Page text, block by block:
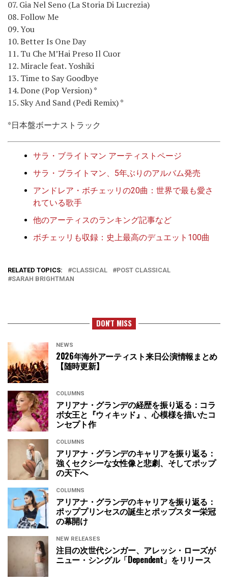
07. Gia Nel Seno (La Storia Di Lucrezia)
08. Follow Me
09. You
10. Better Is One Day
11. Tu Che M’Hai Preso Il Cuor
12. Miracle feat. Yoshiki
13. Time to Say Goodbye
14. Done (Pop Version) *
15. Sky And Sand (Pedi Remix) *
*日本盤ボーナストラック
サラ・ブライトマン アーティストページ
サラ・ブライトマン、5年ぶりのアルバム発売
アンドレア・ボチェッリの20曲：世界で最も愛さ
れている歌手
他のアーティスのランキング記事など
ボチェッリも収録：史上最高のデュエット100曲
RELATED TOPICS: CLASSICAL
POST CLASSICAL
SARAH BRIGHTMAN
DON'T MISS
NEWS
2026年海外アーティスト来日公演情報まとめ
【随時更新】
COLUMNS
アリアナ・グランデの経歴を振り返る：コラ
ボ女王と『ウィキッド』、心模様を描いたコ
ンセプト作
COLUMNS
アリアナ・グランデのキャリアを振り返る：
強くセクシーな女性像と悲劇、そしてポップ
の天下へ
COLUMNS
アリアナ・グランデのキャリアを振り返る：
ポッププリンセスの誕生とポップスター栄冠
の幕開け
NEW RELEASES
注目の次世代シンガー、アレッシ・ローズが
ニュー・シングル「Dependent」をリリース